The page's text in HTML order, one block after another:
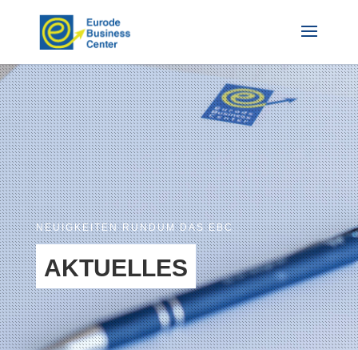
NEUIGKEITEN RUNDUM DAS EBC
AKTUELLES